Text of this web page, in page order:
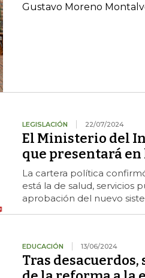
Gustavo Moreno
LEGISLACIÓN 22/07/2024
El Ministerio del
que presentará
La cartera política
está la de salud, servicios
aprobación del nuevo
EDUCACIÓN 13/06/2024
Tras